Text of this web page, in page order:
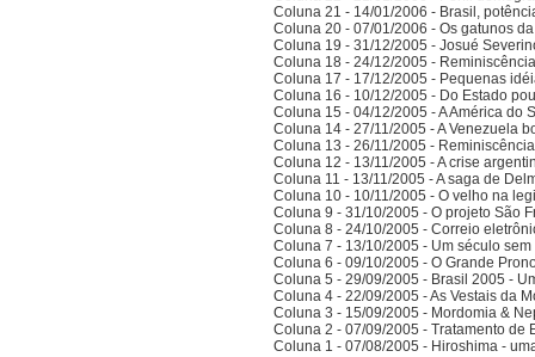
Coluna 21 - 14/01/2006 - Brasil,
Coluna 20 - 07/01/2006 - Os gatunos
Coluna 19 - 31/12/2005 - Josué
Coluna 18 - 24/12/2005 -
Coluna 17 - 17/12/2005 - Pequenas
Coluna 16 - 10/12/2005 - Do Estado
Coluna 15 - 04/12/2005 - A América do
Coluna 14 - 27/11/2005 - A Venezuela
Coluna 13 - 26/11/2005 -
Coluna 12 - 13/11/2005 - A crise
Coluna 11 - 13/11/2005 - A saga de
Coluna 10 - 10/11/2005 - O velho na
Coluna 9 - 31/10/2005 - O projeto São
Coluna 8 - 24/10/2005 - Correio
Coluna 7 - 13/10/2005 - Um século
Coluna 6 - 09/10/2005 - O Grande
Coluna 5 - 29/09/2005 - Brasil 2005 -
Coluna 4 - 22/09/2005 - As Vestais da
Coluna 3 - 15/09/2005 - Mordomia &
Coluna 2 - 07/09/2005 - Tratamento de
Coluna 1 - 07/08/2005 - Hiroshima -